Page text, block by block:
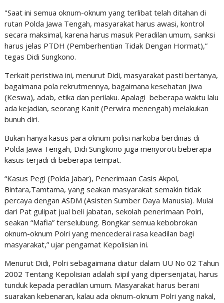
"Saat ini semua oknum-oknum yang terlibat telah ditahan di
rutan Polda Jawa Tengah, masyarakat harus awasi, kontrol
secara maksimal, karena harus masuk Peradilan umum, sanksi
harus jelas PTDH (Pemberhentian Tidak Dengan Hormat),”
tegas Didi Sungkono.
Terkait peristiwa ini, menurut Didi, masyarakat pasti bertanya,
bagaimana pola rekrutmennya, bagaimana kesehatan jiwa
(Keswa), adab, etika dan perilaku. Apalagi beberapa waktu lalu
ada kejadian, seorang Kanit (Perwira menengah) melakukan
bunuh diri.
Bukan hanya kasus para oknum polisi narkoba berdinas di
Polda Jawa Tengah, Didi Sungkono juga menyoroti beberapa
kasus terjadi di beberapa tempat.
“Kasus Pegi (Polda Jabar), Penerimaan Casis Akpol,
Bintara,Tamtama, yang seakan masyarakat semakin tidak
percaya dengan ASDM (Asisten Sumber Daya Manusia). Mulai
dari Pat gulipat jual beli jabatan, sekolah penerimaan Polri,
seakan “Mafia” terselubung. Bongkar semua kebobrokan
oknum-oknum Polri yang mencederai rasa keadilan bagi
masyarakat,” ujar pengamat Kepolisian ini.
Menurut Didi, Polri sebagaimana diatur dalam UU No 02 Tahun
2002 Tentang Kepolisian adalah sipil yang dipersenjatai, harus
tunduk kepada peradilan umum. Masyarakat harus berani
suarakan kebenaran, kalau ada oknum-oknum Polri yang nakal,